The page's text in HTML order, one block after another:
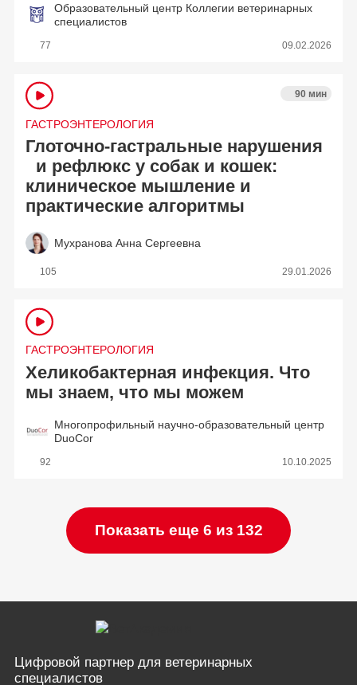
Образовательный центр Коллегии ветеринарных
специалистов
77 09.02.2026
ГАСТРОЭНТЕРОЛОГИЯ
90 мин
Глоточно-гастральные нарушения
и рефлюкс у собак и кошек:
клиническое мышление и
практические алгоритмы
Мухранова Анна Сергеевна
105 29.01.2026
ГАСТРОЭНТЕРОЛОГИЯ
Хеликобактерная инфекция. Что
мы знаем, что мы можем
Многопрофильный научно-образовательный центр
DuoCor
92 10.10.2025
Показать еще 6 из 132
Цифровой партнер для ветеринарных
специалистов